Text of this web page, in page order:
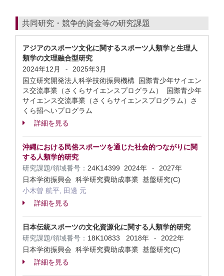
共同研究・競争的資金等の研究課題
アジアのスポーツ文化に関するスポーツ人類学と生理人
類学の文理融合型研究
2024年12月
-
2025年3月
国立研究開発法人科学技術振興機構 国際青少年サイエン
ス交流事業（さくらサイエンスプログラム） 国際青少年
サイエンス交流事業（さくらサイエンスプログラム）さ
くら招へいプログラム
詳細を見る
沖縄における民俗スポーツを通じた社会的つながりに関
する人類学的研究
研究課題/領域番号： 24K14399 2024年 -
2027年
日本学術振興会 科学研究費助成事業 基盤研究(C)
小木曽 航平, 田邊 元
詳細を見る
日本伝統スポーツの文化資源化に関する人類学的研究
研究課題/領域番号： 18K10833 2018年 -
2022年
日本学術振興会 科学研究費助成事業 基盤研究(C)
詳細を見る